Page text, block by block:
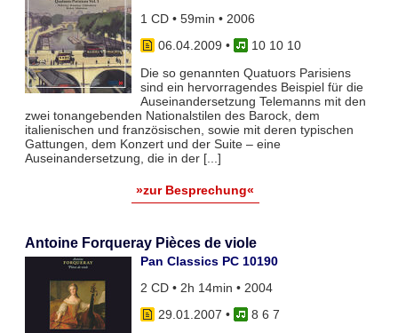
1 CD • 59min • 2006
06.04.2009 •
10 10 10
Die so genannten Quatuors Parisiens
sind ein hervorragendes Beispiel für die
Auseinandersetzung Telemanns mit den
zwei tonangebenden Nationalstilen des Barock, dem
italienischen und französischen, sowie mit deren typischen
Gattungen, dem Konzert und der Suite – eine
Auseinandersetzung, die in der [...]
»zur Besprechung«
Antoine Forqueray Pièces de viole
Pan Classics PC 10190
2 CD • 2h 14min • 2004
29.01.2007 •
8 6 7